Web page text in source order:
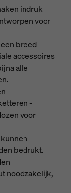
indruk
voor
breed
accessoires
alle
-
voor
bedrukt.
noodzakelijk,